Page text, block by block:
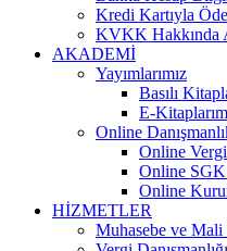
Kredi Kartıyla
KVKK Hakkında
AKADEMİ
Yayımlarımız
Basılı
E-
Online
Online Vergi
Online SGK
Online
HİZMETLER
Muhasebe ve